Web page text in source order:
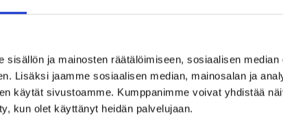
sisällön ja mainosten räätälöimiseen, sosiaalisen
Lisäksi jaamme sosiaalisen median, mainosalan ja
käytät sivustoamme. Kumppanimme voivat yhdistää
kun olet käyttänyt heidän palvelujaan.
- MagSafe-yhteensopiva
suojan sisäänrakennetulla kameran linssikehyksellä, joka
mahdollistaa helpon langattoman latauksen ja lisävarusteiden
silikonimateriaali tarjoaa mukavuutta ja turvallisen otteen. Tässä
on täydellinen lisä iPhone 16 Pro Max -puhelimeesi.